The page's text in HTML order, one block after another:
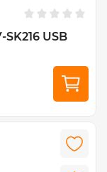
USB